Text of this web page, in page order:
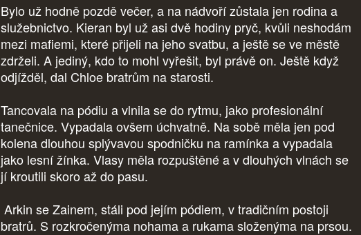
Bylo už hodně pozdě večer, a na nádvoří zůstala jen rodina a
služebnictvo. Kieran byl už asi dvě hodiny pryč, kvůli neshodám
mezi mafiemi, které přijeli na jeho svatbu, a ještě se ve městě
zdrželi. A jediný, kdo to mohl vyřešit, byl právě on. Ještě když
odjížděl, dal Chloe bratrům na starosti.
Tancovala na pódiu a vlnila se do rytmu, jako profesionální
tanečnice. Vypadala ovšem úchvatně. Na sobě měla jen pod
kolena dlouhou splývavou spodničku na ramínka a vypadala
jako lesní žínka. Vlasy měla rozpuštěné a v dlouhých vlnách se
jí kroutili skoro až do pasu.
Arkin se Zainem, stáli pod jejím pódiem, v tradičním postoji
bratrů. S rozkročenýma nohama a rukama složenýma na prsou.